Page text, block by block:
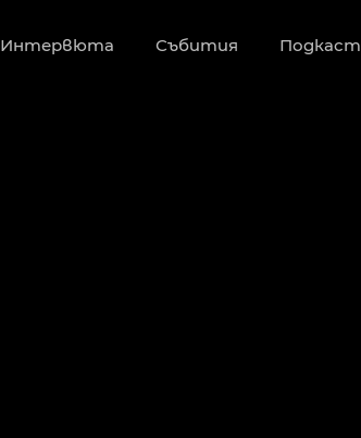
Интервюта Събития Подкаст